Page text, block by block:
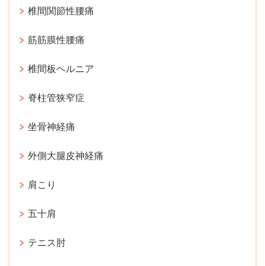
椎間関節性腰痛
筋筋膜性腰痛
椎間板ヘルニア
脊柱管狭窄症
坐骨神経痛
外側大腿皮神経痛
肩こり
五十肩
テニス肘